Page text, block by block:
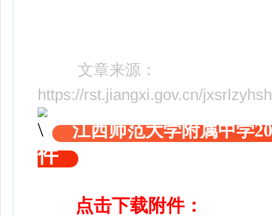
文章来源：
https://rst.jiangxi.gov.cn/
江西师范大学附属中学
件
点击下载附件：